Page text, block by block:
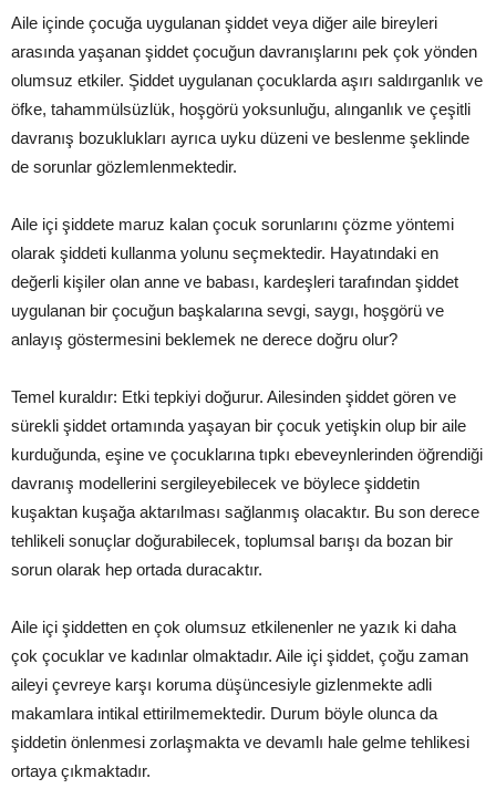
Aile içinde çocuğa uygulanan şiddet veya diğer aile bireyleri
arasında yaşanan şiddet çocuğun davranışlarını pek çok yönden
olumsuz etkiler. Şiddet uygulanan çocuklarda aşırı saldırganlık ve
öfke, tahammülsüzlük, hoşgörü yoksunluğu, alınganlık ve çeşitli
davranış bozuklukları ayrıca uyku düzeni ve beslenme şeklinde
de sorunlar gözlemlenmektedir.
Aile içi şiddete maruz kalan çocuk sorunlarını çözme yöntemi
olarak şiddeti kullanma yolunu seçmektedir. Hayatındaki en
değerli kişiler olan anne ve babası, kardeşleri tarafından şiddet
uygulanan bir çocuğun başkalarına sevgi, saygı, hoşgörü ve
anlayış göstermesini beklemek ne derece doğru olur?
Temel kuraldır: Etki tepkiyi doğurur. Ailesinden şiddet gören ve
sürekli şiddet ortamında yaşayan bir çocuk yetişkin olup bir aile
kurduğunda, eşine ve çocuklarına tıpkı ebeveynlerinden öğrendiği
davranış modellerini sergileyebilecek ve böylece şiddetin
kuşaktan kuşağa aktarılması sağlanmış olacaktır. Bu son derece
tehlikeli sonuçlar doğurabilecek, toplumsal barışı da bozan bir
sorun olarak hep ortada duracaktır.
Aile içi şiddetten en çok olumsuz etkilenenler ne yazık ki daha
çok çocuklar ve kadınlar olmaktadır. Aile içi şiddet, çoğu zaman
aileyi çevreye karşı koruma düşüncesiyle gizlenmekte adli
makamlara intikal ettirilmemektedir. Durum böyle olunca da
şiddetin önlenmesi zorlaşmakta ve devamlı hale gelme tehlikesi
ortaya çıkmaktadır.